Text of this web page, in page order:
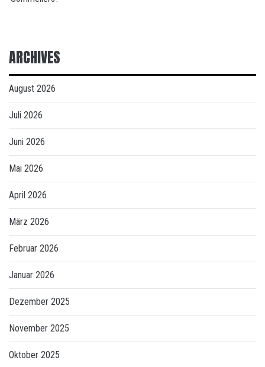
ARCHIVES
August 2026
Juli 2026
Juni 2026
Mai 2026
April 2026
März 2026
Februar 2026
Januar 2026
Dezember 2025
November 2025
Oktober 2025